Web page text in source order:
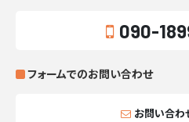
090-
フォームでのお問い合わせ
お問い合わ